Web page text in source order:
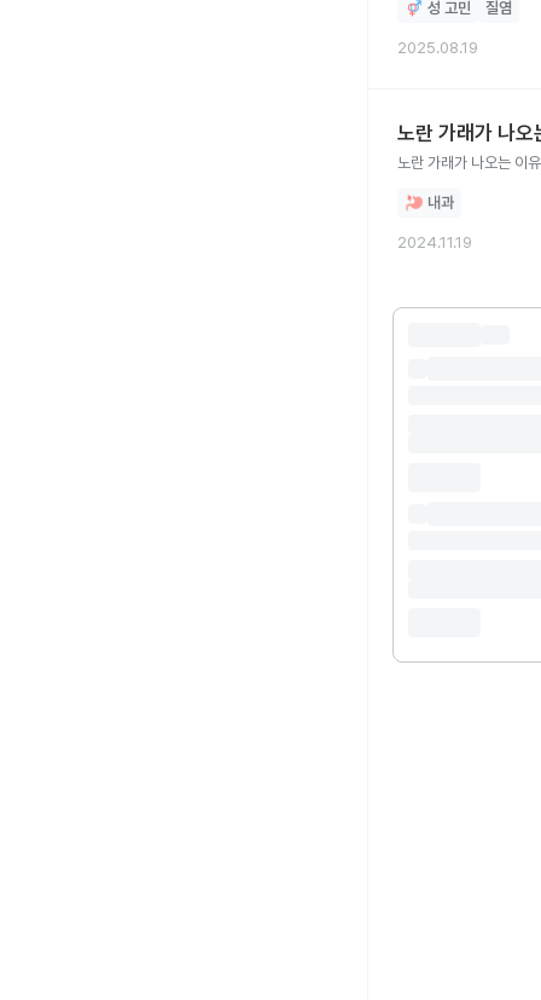
성 고민 질염
2025.08.19
노란 가래가 나
노란 가래가 나오는 이
내과
2024.11.19